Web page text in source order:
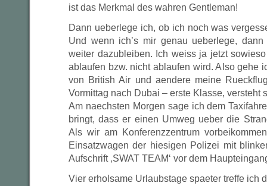
ist das Merkmal des wahren Gentleman!
Dann ueberlege ich, ob ich noch was
Und wenn ich’s mir genau ueberlege,
weiter dazubleiben. Ich weiss ja jetzt
ablaufen bzw. nicht ablaufen wird. Also gehe
von British Air und aendere meine
Vormittag nach Dubai – erste Klasse, versteht
Am naechsten Morgen sage ich dem
bringt, dass er einen Umweg ueber die
Als wir am Konferenzzentrum
Einsatzwagen der hiesigen Polizei mit
Aufschrift ‚SWAT TEAM‘ vor dem
Vier erholsame Urlaubstage spaeter treffe ich